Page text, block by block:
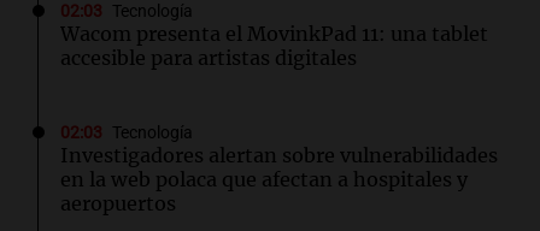
02:03 Tecnología
Wacom presenta el MovinkPad 11: una tablet
accesible para artistas digitales
02:03 Tecnología
Investigadores alertan sobre vulnerabilidades
en la web polaca que afectan a hospitales y
aeropuertos